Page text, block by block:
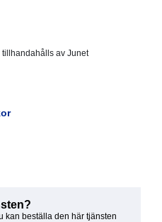
av Junet
kan beställa den här tjänsten